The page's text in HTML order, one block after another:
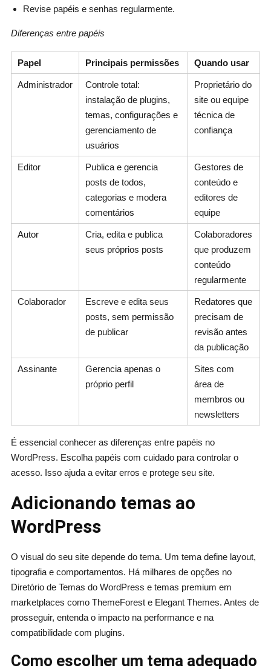
Revise papéis e senhas regularmente.
Diferenças entre papéis
Papel Principais permissões Quando usar
Administrador
Controle total:
instalação de plugins,
temas, configurações e
gerenciamento de
usuários
Proprietário do
site ou equipe
técnica de
confiança
Editor
Publica e gerencia
posts de todos,
categorias e modera
comentários
Gestores de
conteúdo e
editores de
equipe
Autor
Cria, edita e publica
seus próprios posts
Colaboradores
que produzem
conteúdo
regularmente
Colaborador
Escreve e edita seus
posts, sem permissão
de publicar
Redatores que
precisam de
revisão antes
da publicação
Assinante
Gerencia apenas o
próprio perfil
Sites com
área de
membros ou
newsletters
É essencial conhecer as diferenças entre papéis no
WordPress. Escolha papéis com cuidado para controlar o
acesso. Isso ajuda a evitar erros e protege seu site.
Adicionando temas ao
WordPress
O visual do seu site depende do tema. Um tema define layout,
tipografia e comportamentos. Há milhares de opções no
Diretório de Temas do WordPress e temas premium em
marketplaces como ThemeForest e Elegant Themes. Antes de
prosseguir, entenda o impacto na performance e na
compatibilidade com plugins.
Como escolher um tema adequado